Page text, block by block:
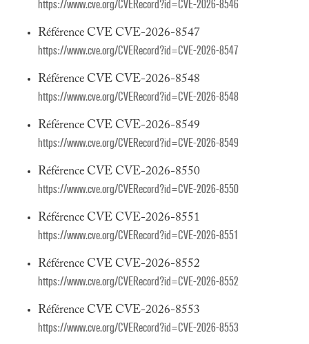
https://www.cve.org/CVERecord?id=CVE-2026-8546
Référence CVE CVE-2026-8547
https://www.cve.org/CVERecord?id=CVE-2026-8547
Référence CVE CVE-2026-8548
https://www.cve.org/CVERecord?id=CVE-2026-8548
Référence CVE CVE-2026-8549
https://www.cve.org/CVERecord?id=CVE-2026-8549
Référence CVE CVE-2026-8550
https://www.cve.org/CVERecord?id=CVE-2026-8550
Référence CVE CVE-2026-8551
https://www.cve.org/CVERecord?id=CVE-2026-8551
Référence CVE CVE-2026-8552
https://www.cve.org/CVERecord?id=CVE-2026-8552
Référence CVE CVE-2026-8553
https://www.cve.org/CVERecord?id=CVE-2026-8553